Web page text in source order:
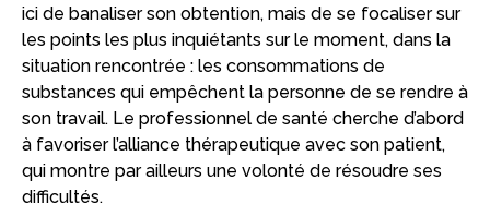
ici de banaliser son obtention, mais de se focaliser sur
les points les plus inquiétants sur le moment, dans la
situation rencontrée : les consommations de
substances qui empêchent la personne de se rendre à
son travail. Le professionnel de santé cherche d’abord
à favoriser l’alliance thérapeutique avec son patient,
qui montre par ailleurs une volonté de résoudre ses
difficultés.